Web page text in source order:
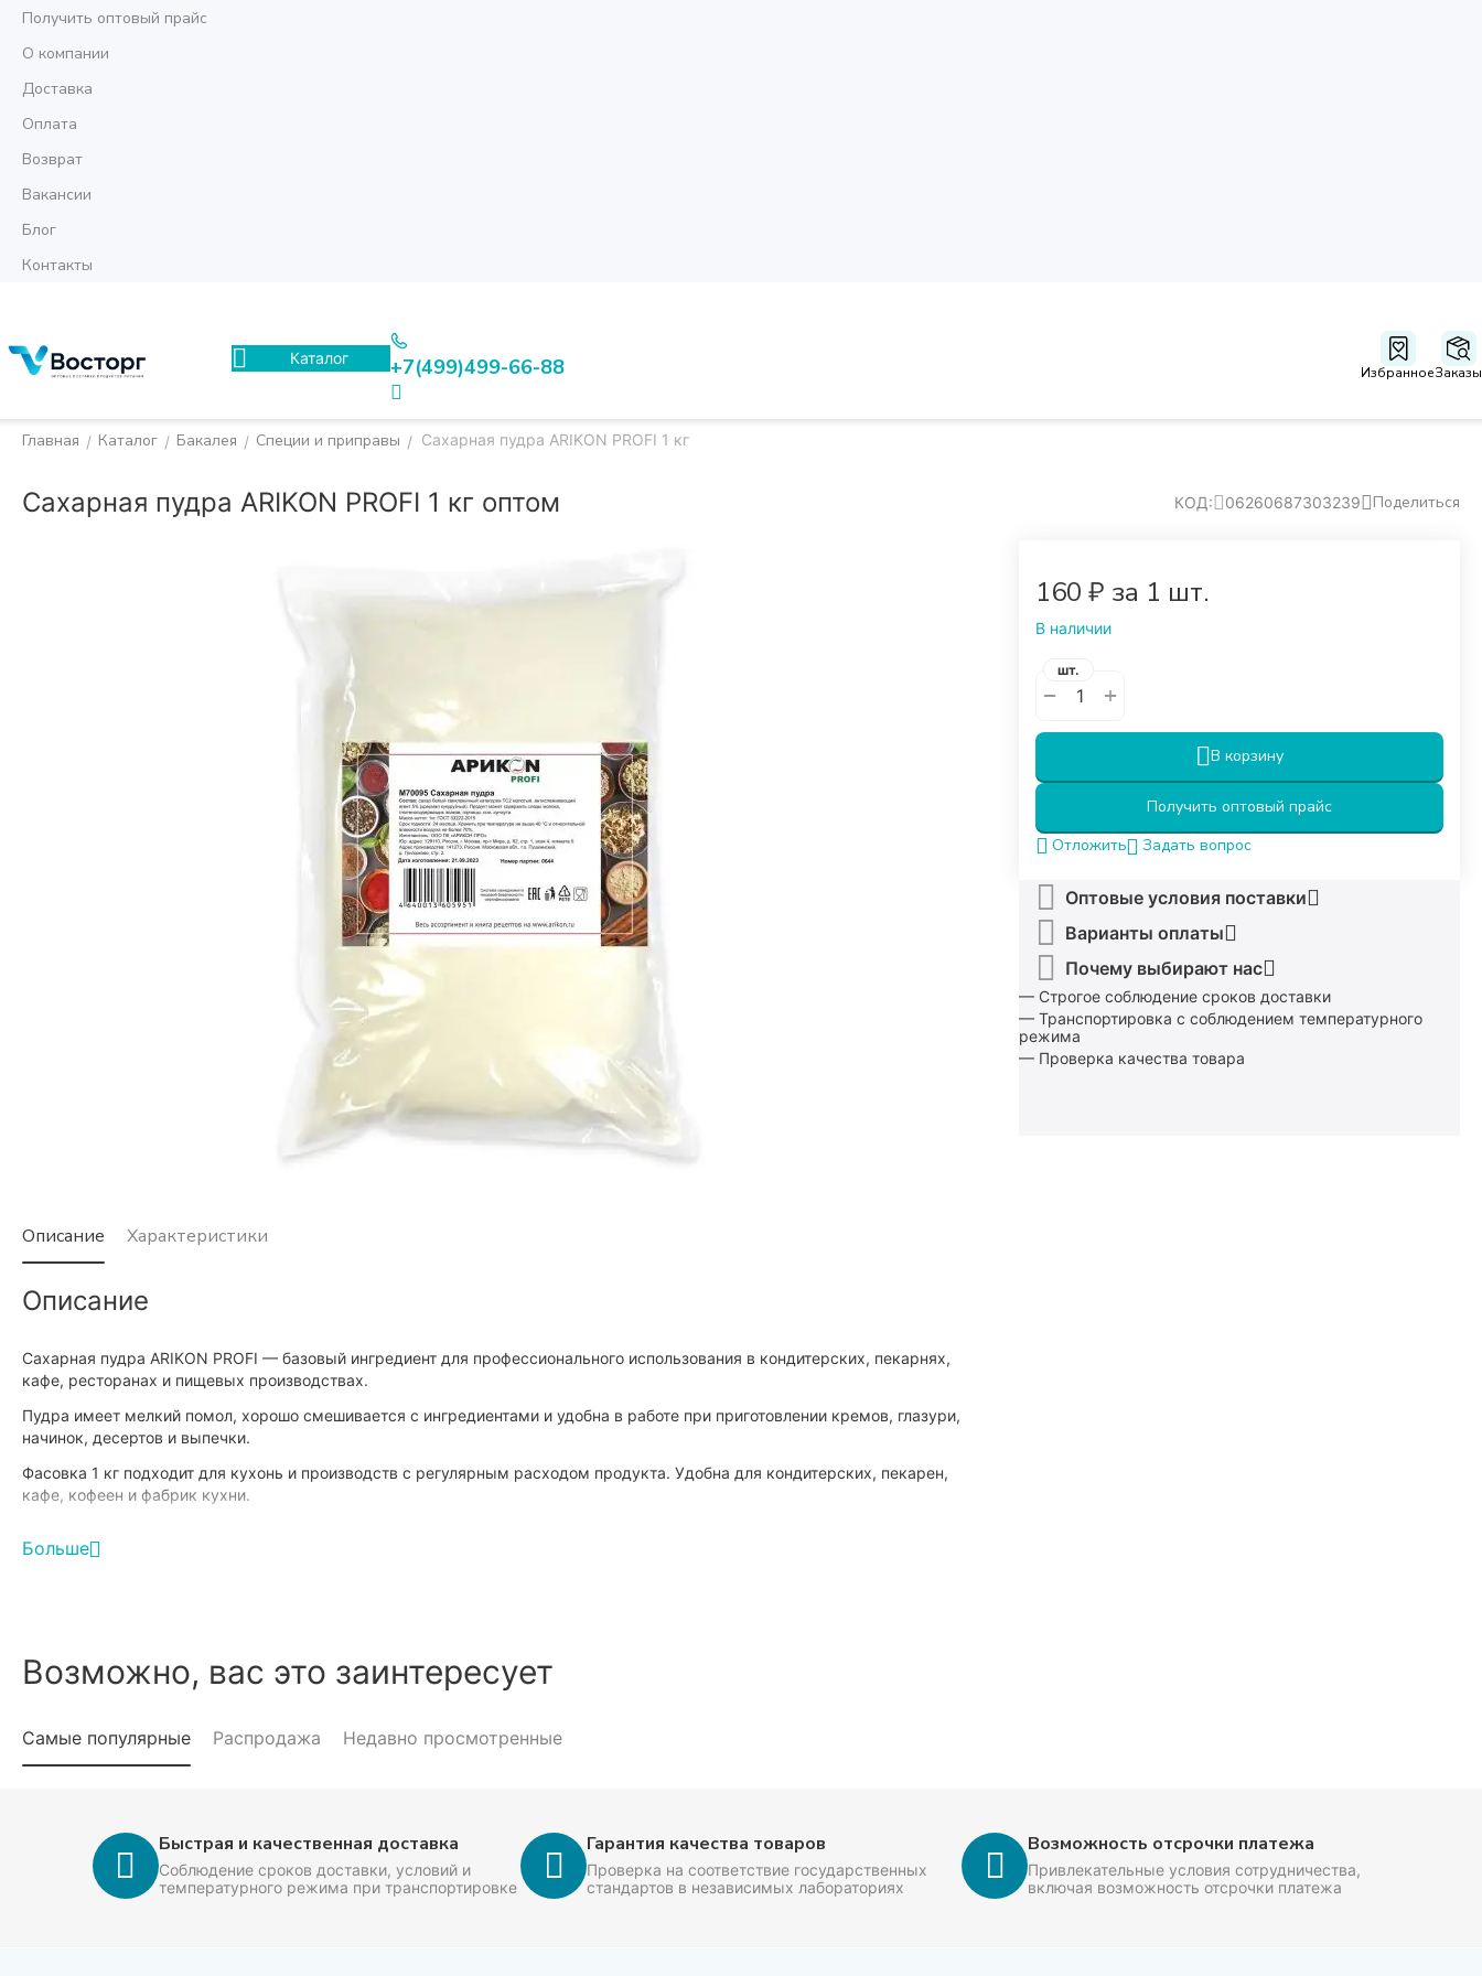
Получить оптовый прайс
О компании
Доставка
Оплата
Возврат
Вакансии
Блог
Контакты
Каталог +7(499)499-66-88 ИзбранноеЗаказы
Главная / Каталог / Бакалея / Специи и приправы / Сахарная пудра ARIKON PROFI 1 кг
Сахарная пудра ARIKON PROFI 1 кг оптом КОД: 06260687303239 Поделиться
‍160‍ ₽ за 1 шт.
В наличии
− +
шт.
В корзину
Получить оптовый прайс
Отложить
Задать вопрос
Оптовые условия поставки
Варианты оплаты
Почему выбирают нас
— Строгое соблюдение сроков доставки
— Транспортировка с соблюдением температурного
режима
— Проверка качества товара
Описание Характеристики
Описание
Сахарная пудра ARIKON PROFI — базовый ингредиент для профессионального использования в кондитерских, пекарнях,
кафе, ресторанах и пищевых производствах.
Пудра имеет мелкий помол, хорошо смешивается с ингредиентами и удобна в работе при приготовлении кремов, глазури,
начинок, десертов и выпечки.
Фасовка 1 кг подходит для кухонь и производств с регулярным расходом продукта. Удобна для кондитерских, пекарен,
кафе, кофеен и фабрик кухни.
— кремов
— начинок
— украшения кондитерских изделий
Подходит для кондитерских, пекарен, кафе, кофеен, ресторанов, фабрик кухни и HoReCa.
Подходит для
• кондитерских
Больше
Возможно, вас это заинтересует
Самые популярные Распродажа Недавно просмотренные
Быстрая и качественная доставка
Соблюдение сроков доставки, условий и
температурного режима при транспортировке
Гарантия качества товаров
Проверка на соответствие государственных
стандартов в независимых лабораториях
Возможность отсрочки платежа
Привлекательные условия сотрудничества,
включая возможность отсрочки платежа